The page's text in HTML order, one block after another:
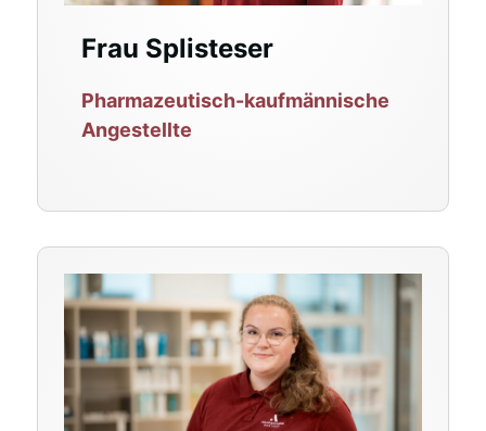
Frau Splisteser
Pharmazeutisch-kaufmännische
Angestellte